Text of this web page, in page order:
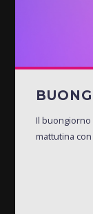
Il buongiorno
mattutina